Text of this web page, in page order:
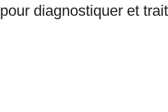
diagnostiquer et